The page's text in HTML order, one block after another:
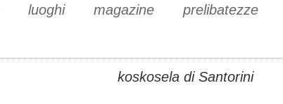
luoghi magazine prelibatezze
koskosela di Santorini